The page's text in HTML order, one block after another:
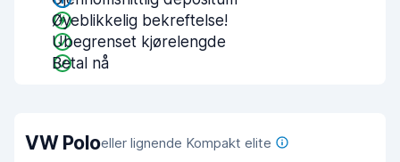
Øyeblikkelig bekreftelse!
Ubegrenset kjørelengde
Betal nå
VW Poloeller lignende Kompakt elite